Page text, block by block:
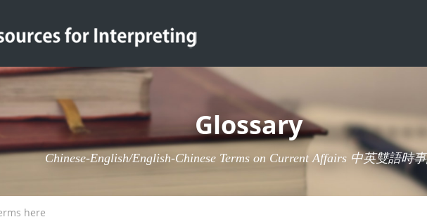
Glossary
Chinese-English/English-Chinese Terms on Current Affairs 中英雙語時